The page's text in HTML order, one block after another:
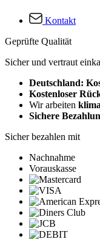
Kontakt
Geprüfte Qualität
Sicher und vertraut
Deutschland:
Kostenloser
Wir arbeiten
Sichere
Sicher bezahlen mit
Nachnahme
Vorauskasse